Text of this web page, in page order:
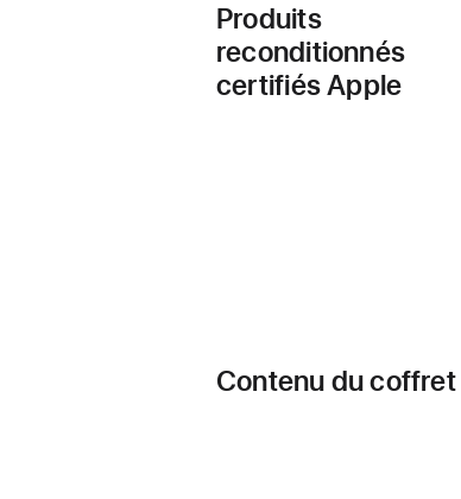
Produits
reconditionnés
certifiés Apple
Contenu du coffret